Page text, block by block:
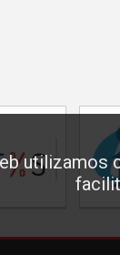
utilizamos